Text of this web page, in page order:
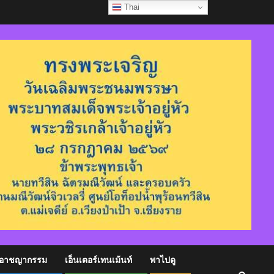
าชญากรรม เอ็นเตอร์เทนเม้นท์ พาไปดู
Thai